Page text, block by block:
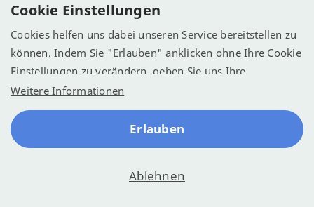
Cookie Einstellungen
Cookies helfen uns dabei unseren Service bereitstellen zu
können. Indem Sie "Erlauben" anklicken ohne Ihre Cookie
Einstellungen zu verändern, geben Sie uns Ihre
Einwilligung Cookies zu verwenden.
Weitere Informationen
Erlauben
Ablehnen